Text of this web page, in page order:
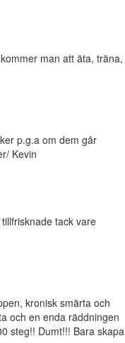
man att äta, träna,
p.g.a om dem går
Kevin
tack vare
kronisk smärta och
och en enda räddningen
steg!! Dumt!!! Bara skapa